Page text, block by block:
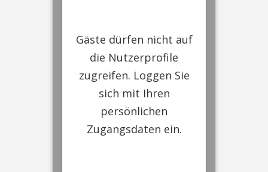
Gäste dürfen nicht auf
die Nutzerprofile
zugreifen. Loggen Sie
sich mit Ihren
persönlichen
Zugangsdaten ein.